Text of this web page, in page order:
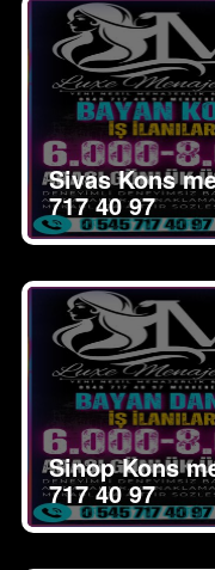
Sivas Kons
717 40 97
Sinop Kons
717 40 97